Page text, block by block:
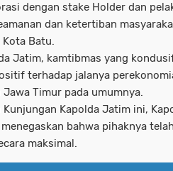
dengan stake Holder dan
dan ketertiban
Batu.
Jatim, kamtibmas yang
terhadap jalanya
Timur pada umumnya.
Kunjungan Kapolda Jatim ini,
bahwa pihaknya
maksimal.